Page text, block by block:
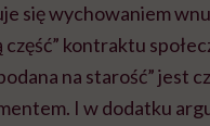
się wychowaniem
kontraktu
na starość” jest
I w dodatku